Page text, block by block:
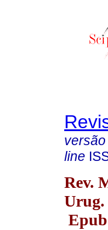
line
Rev.
Urug.
Epub